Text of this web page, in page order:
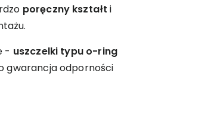
poręczny kształt i
- uszczelki typu o-ring
gwarancja odporności